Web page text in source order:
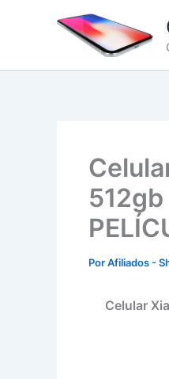
conteúdo
PorAfiliados -
Celular